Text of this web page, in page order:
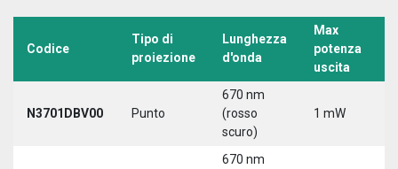
Codice
Tipo di
proiezione
Lunghezza
d'onda
Max
potenza
uscita
N3701DBV00 Punto
670 nm
(rosso
scuro)
1 mW
670 nm